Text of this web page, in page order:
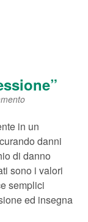
in un
danni
di danno
sono i valori
semplici
ed insegna